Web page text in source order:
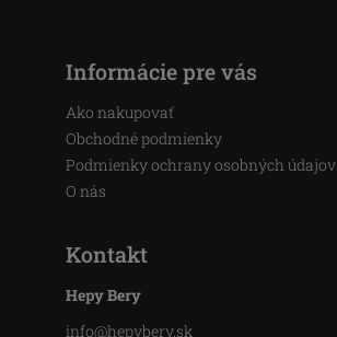
Informácie pre vás
Ako nakupovať
Obchodné podmienky
Podmienky ochrany osobných údajov
O nás
Kontakt
Hepy Bery
info@hepybery.sk